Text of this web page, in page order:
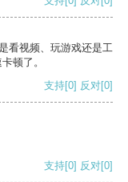
看视频、玩游戏还是工
顿了。
支持[0] 反对[0]
支持[0] 反对[0]